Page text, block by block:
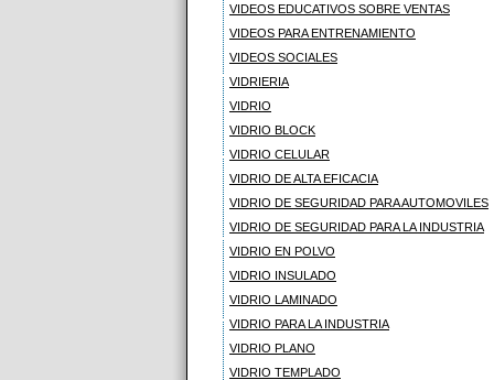
VIDEOS EDUCATIVOS SOBRE VENTAS
VIDEOS PARA ENTRENAMIENTO
VIDEOS SOCIALES
VIDRIERIA
VIDRIO
VIDRIO BLOCK
VIDRIO CELULAR
VIDRIO DE ALTA EFICACIA
VIDRIO DE SEGURIDAD PARA AUTOMOVILES
VIDRIO DE SEGURIDAD PARA LA INDUSTRIA
VIDRIO EN POLVO
VIDRIO INSULADO
VIDRIO LAMINADO
VIDRIO PARA LA INDUSTRIA
VIDRIO PLANO
VIDRIO TEMPLADO